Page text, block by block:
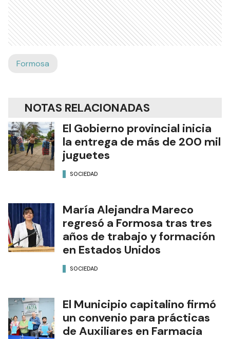
Formosa
NOTAS RELACIONADAS
El Gobierno provincial inicia
la entrega de más de 200 mil
juguetes
SOCIEDAD
María Alejandra Mareco
regresó a Formosa tras tres
años de trabajo y formación
en Estados Unidos
SOCIEDAD
El Municipio capitalino firmó
un convenio para prácticas
de Auxiliares en Farmacia